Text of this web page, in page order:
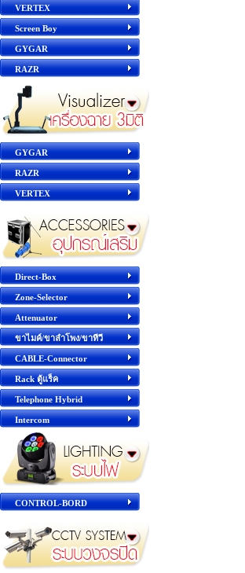
VERTEX
Screen Boy
GYGAR
RAZR
GYGAR
RAZR
VERTEX
Direct-Box
Zone-Selector
Attenuator
ขาไมค์/ขาลำโพง/ขาทีวี
CABLE-Connector
Rack ตู้แร็ค
Telephone Hybrid
Intercom
CONTROL-BORD